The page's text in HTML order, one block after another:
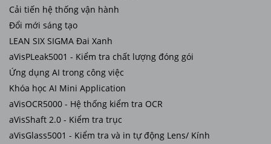
Cải tiến hệ thống vận hành
Đổi mới sáng tạo
LEAN SIX SIGMA Đai Xanh
aVisPLeak5001 - Kiểm tra chất lượng đóng gói
Ứng dụng AI trong công việc
Khóa học AI Mini Application
aVisOCR5000 - Hệ thống kiểm tra OCR
aVisShaft 2.0 - Kiểm tra trục
aVisGlass5001 - Kiểm tra và in tự động Lens/ Kính